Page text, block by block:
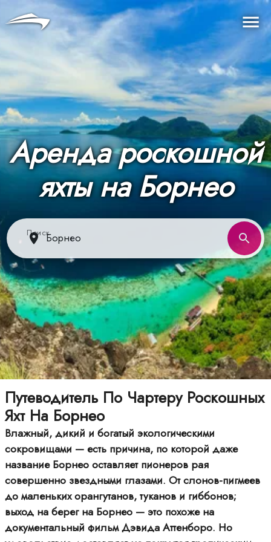
Аренда роскошной
яхты на Борнео
Поиск
Путеводитель По Чартеру Роскошных
Яхт На Борнео
Влажный, дикий и богатый экологическими
сокровищами — есть причина, по которой даже
название Борнео оставляет пионеров рая
совершенно звездными глазами. От слонов-пигмеев
до маленьких орангутанов, туканов и гиббонов;
выход на берег на Борнео — это похоже на
документальный фильм Дэвида Аттенборо. Но